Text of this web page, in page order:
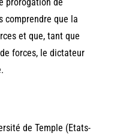
comprendre que la
et que, tant que
forces, le dictateur
de Temple (Etats-